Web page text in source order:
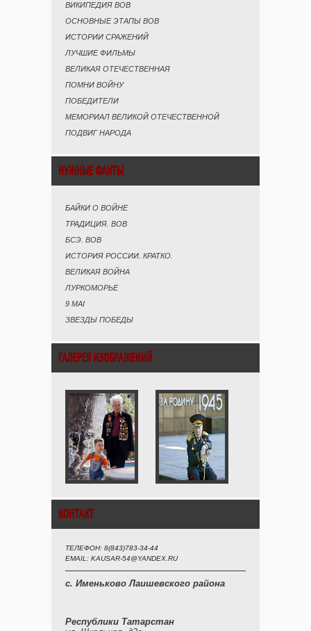
ВИКИПЕДИЯ ВОВ
ОСНОВНЫЕ ЭТАПЫ ВОВ
ИСТОРИИ СРАЖЕНИЙ
ЛУЧШИЕ ФИЛЬМЫ
ВЕЛИКАЯ ОТЕЧЕСТВЕННАЯ
ПОМНИ ВОЙНУ
ПОБЕДИТЕЛИ
МЕМОРИАЛ ВЕЛИКОЙ ОТЕЧЕСТВЕННОЙ
ПОДВИГ НАРОДА
НУЖНЫЕ ФАКТЫ
БАЙКИ О ВОЙНЕ
ТРАДИЦИЯ. ВОВ
БСЭ. ВОВ
ИСТОРИЯ РОССИИ. КРАТКО.
ВЕЛИКАЯ ВОЙНА
ЛУРКОМОРЬЕ
9 MAI
ЗВЕЗДЫ ПОБЕДЫ
ГАЛЕРЕЯ ИЗОБРАЖЕНИЙ
КОНТАКТ
ТЕЛЕФОН: 8(843)783-34-44
EMAIL: KAUSAR-54@YANDEX.RU
с. Именьково Лаишевского района
Республики Татарстан